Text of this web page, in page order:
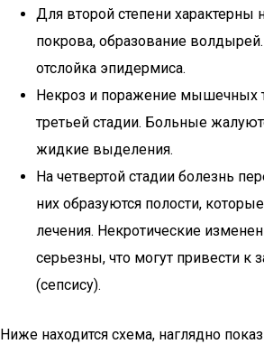
Для второй степени характерны
покрова, образование волдырей.
отслойка эпидермиса.
Некроз и поражение мышечных
третьей стадии. Больные
жидкие выделения.
На четвертой стадии болезнь
них образуются полости,
лечения. Некротические
серьезны, что могут привести к
(сепсису).
Ниже находится схема, наглядно